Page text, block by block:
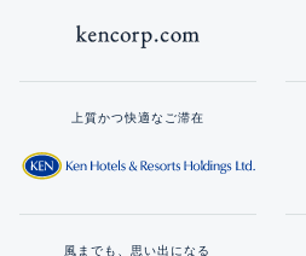
上質かつ快適なご滞在
風までも、思い出になる